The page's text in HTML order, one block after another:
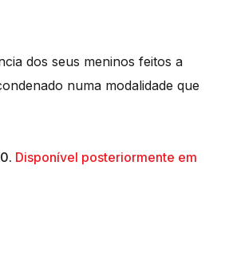
dos seus meninos feitos a
numa modalidade que
Disponível posteriormente em